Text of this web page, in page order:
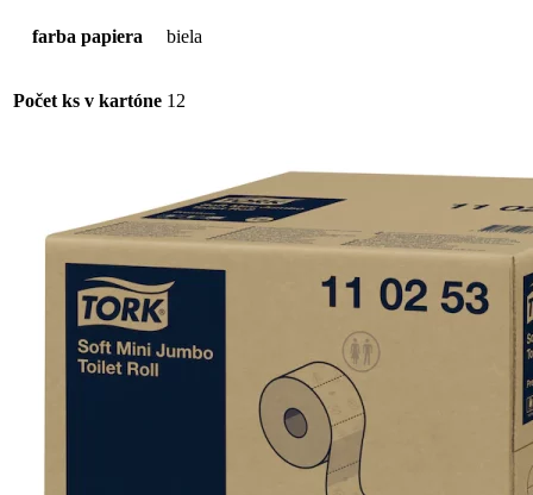
farba papiera biela
Počet ks v kartóne 12